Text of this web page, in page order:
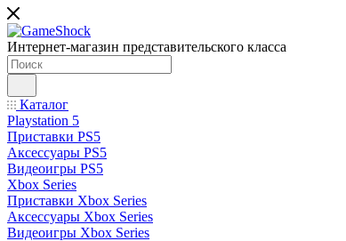
Интернет-магазин представительского класса
Каталог
Playstation 5
Приставки PS5
Аксессуары PS5
Видеоигры PS5
Xbox Series
Приставки Xbox Series
Аксессуары Xbox Series
Видеоигры Xbox Series